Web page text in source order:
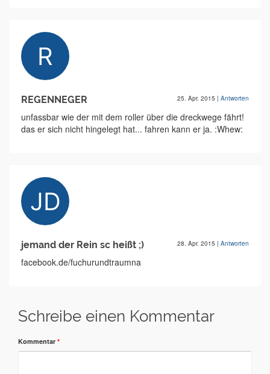
REGENNEGER 25. Apr. 2015 | Antworten
unfassbar wie der mit dem roller über die dreckwege fährt!
das er sich nicht hingelegt hat... fahren kann er ja. :Whew:
jemand der Rein sc heißt ;) 28. Apr. 2015 | Antworten
facebook.de/fuchurundtraumna
Schreibe einen Kommentar
Kommentar *